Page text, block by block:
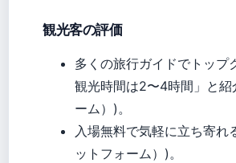
観光客の評価
多くの旅行ガイドでトッ
観光時間は2〜4時間」と
ーム）)。
入場無料で気軽に立ち寄
ットフォーム）)。